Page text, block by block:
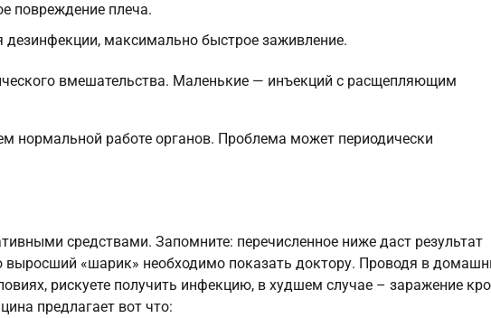
повреждение плеча.
дезинфекции, максимально быстрое заживление.
вмешательства. Маленькие — инъекций с расщепляющим
нормальной работе органов. Проблема может периодически
средствами. Запомните: перечисленное ниже даст результат
выросший «шарик» необходимо показать доктору. Проводя в
рискуете получить инфекцию, в худшем случае – заражение
предлагает вот что: